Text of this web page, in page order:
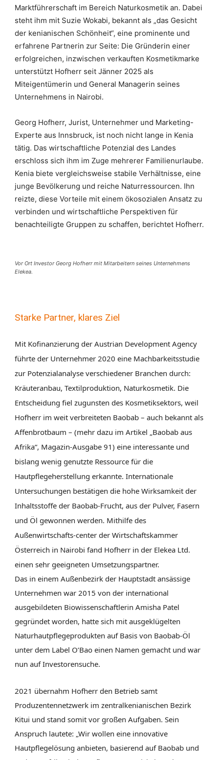
Marktführerschaft im Bereich Naturkosmetik an. Dabei
steht ihm mit Suzie Wokabi, bekannt als „das Gesicht
der kenianischen Schönheit“, eine prominente und
erfahrene Partnerin zur Seite: Die Gründerin einer
erfolgreichen, inzwischen verkauften Kosmetikmarke
unterstützt Hofherr seit Jänner 2025 als
Miteigentümerin und General Managerin seines
Unternehmens in Nairobi.
Georg Hofherr, Jurist, Unternehmer und Marketing-
Experte aus Innsbruck, ist noch nicht lange in Kenia
tätig. Das wirtschaftliche Potenzial des Landes
erschloss sich ihm im Zuge mehrerer Familienurlaube.
Kenia biete vergleichsweise stabile Verhältnisse, eine
junge Bevölkerung und reiche Naturressourcen. Ihn
reizte, diese Vorteile mit einem ökosozialen Ansatz zu
verbinden und wirtschaftliche Perspektiven für
benachteiligte Gruppen zu schaffen, berichtet Hofherr.
Vor Ort Investor Georg Hofherr mit Mitarbeitern seines Unternehmens
Elekea.
Starke Partner, klares Ziel
Mit Kofinanzierung der Austrian Development Agency
führte der Unternehmer 2020 eine Machbarkeitsstudie
zur Potenzialanalyse verschiedener Branchen durch:
Kräuteranbau, Textilproduktion, Naturkosmetik. Die
Entscheidung fiel zugunsten des Kosmetiksektors, weil
Hofherr im weit verbreiteten Baobab – auch bekannt als
Affenbrotbaum – (mehr dazu im Artikel „Baobab aus
Afrika“, Magazin-Ausgabe 91) eine interessante und
bislang wenig genutzte Ressource für die
Hautpflegeherstellung erkannte. Internationale
Untersuchungen bestätigen die hohe Wirksamkeit der
Inhaltsstoffe der Baobab-Frucht, aus der Pulver, Fasern
und Öl gewonnen werden. Mithilfe des
Außenwirtschafts-center der Wirtschaftskammer
Österreich in Nairobi fand Hofherr in der Elekea Ltd.
einen sehr geeigneten Umsetzungspartner.
Das in einem Außenbezirk der Hauptstadt ansässige
Unternehmen war 2015 von der international
ausgebildeten Biowissenschaftlerin Amisha Patel
gegründet worden, hatte sich mit ausgeklügelten
Naturhautpflegeprodukten auf Basis von Baobab-Öl
unter dem Label O’Bao einen Namen gemacht und war
nun auf Investorensuche.
2021 übernahm Hofherr den Betrieb samt
Produzentennetzwerk im zentralkenianischen Bezirk
Kitui und stand somit vor großen Aufgaben. Sein
Anspruch lautete: „Wir wollen eine innovative
Hautpflegelösung anbieten, basierend auf Baobab und